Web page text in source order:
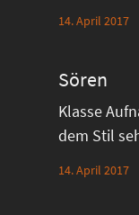
14. April 2017
Sören
Klasse
dem Stil
14. April 2017